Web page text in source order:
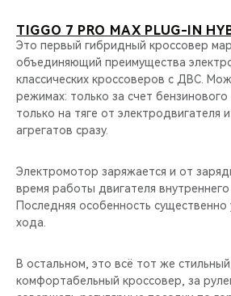
TIGGO 7 PRO MAX PLUG-IN
Это первый гибридный кроссовер
объединяющий преимущества
классических кроссоверов с ДВС.
режимах: только за счет бензинового
только на тяге от электродвигателя
агрегатов сразу.
Электромотор заряжается и от
время работы двигателя внутреннего
Последняя особенность существенно
хода.
В остальном, это всё тот же
комфортабельный кроссовер, за